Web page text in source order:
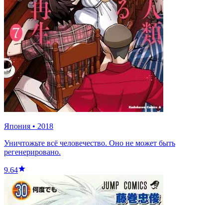
Япония • 2018
Уничтожьте всё человечество. Оно не может быть
регенерировано.
9.64